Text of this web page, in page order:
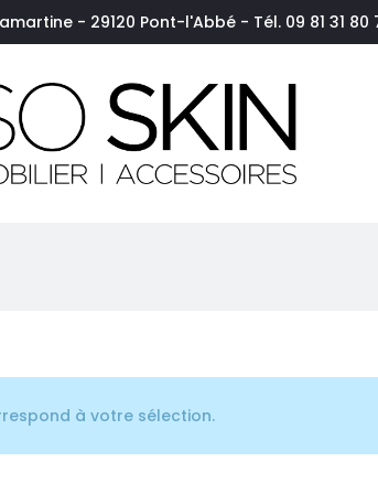
- 29120 Pont-l'Abbé - Tél. 09 81 31 80
à votre sélection.